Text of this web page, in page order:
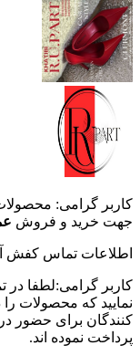
کاربر گرامی:
جهت خرید و فروش
اطلاعات تماس کفش
کاربر گرامی:لطفا در
نمایید که محصولات را
کنندگان برای حضور
پرداخت نموده اند.